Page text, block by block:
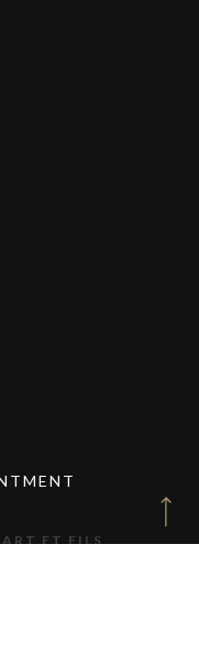
ET FILS